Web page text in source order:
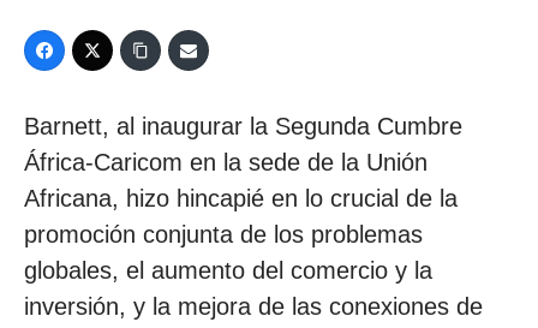
Barnett, al inaugurar la Segunda Cumbre
África-Caricom en la sede de la Unión
Africana, hizo hincapié en lo crucial de la
promoción conjunta de los problemas
globales, el aumento del comercio y la
inversión, y la mejora de las conexiones de